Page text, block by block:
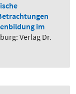
im
Verlag Dr.